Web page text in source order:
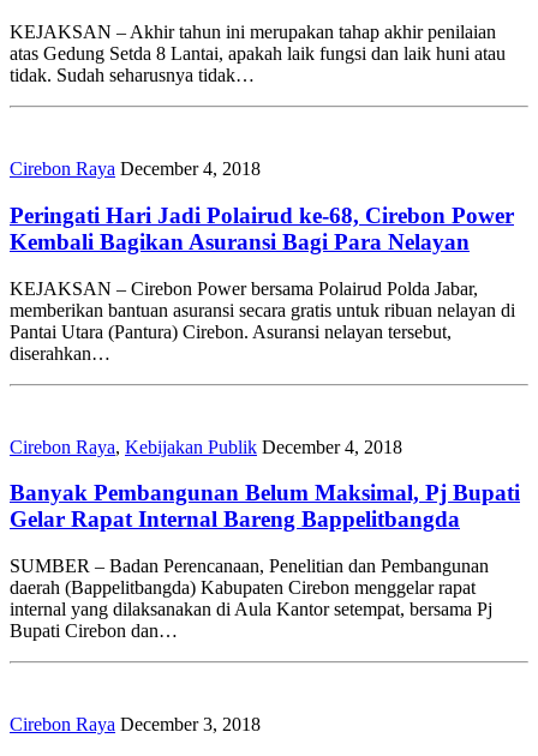
KEJAKSAN – Akhir tahun ini merupakan tahap akhir penilaian
atas Gedung Setda 8 Lantai, apakah laik fungsi dan laik huni atau
tidak. Sudah seharusnya tidak…
Cirebon Raya December 4, 2018
Peringati Hari Jadi Polairud ke-68, Cirebon Power
Kembali Bagikan Asuransi Bagi Para Nelayan
KEJAKSAN – Cirebon Power bersama Polairud Polda Jabar,
memberikan bantuan asuransi secara gratis untuk ribuan nelayan di
Pantai Utara (Pantura) Cirebon. Asuransi nelayan tersebut,
diserahkan…
Cirebon Raya, Kebijakan Publik December 4, 2018
Banyak Pembangunan Belum Maksimal, Pj Bupati
Gelar Rapat Internal Bareng Bappelitbangda
SUMBER – Badan Perencanaan, Penelitian dan Pembangunan
daerah (Bappelitbangda) Kabupaten Cirebon menggelar rapat
internal yang dilaksanakan di Aula Kantor setempat, bersama Pj
Bupati Cirebon dan…
Cirebon Raya December 3, 2018